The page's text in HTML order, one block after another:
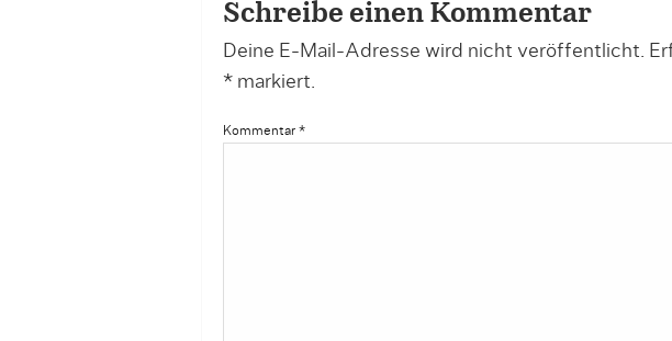
Schreibe einen Kommentar
Deine E-Mail-Adresse wird nicht veröffentlicht.
*markiert.
Kommentar *